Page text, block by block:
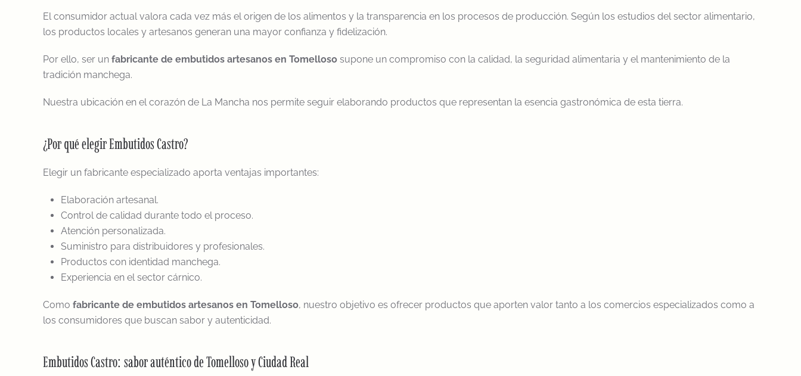
El consumidor actual valora cada vez más el origen de los alimentos y la transparencia en los procesos de producción. Según los estudios del sector alimentario,
los productos locales y artesanos generan una mayor confianza y fidelización.
Por ello, ser un fabricante de embutidos artesanos en Tomelloso supone un compromiso con la calidad, la seguridad alimentaria y el mantenimiento de la
tradición manchega.
Nuestra ubicación en el corazón de La Mancha nos permite seguir elaborando productos que representan la esencia gastronómica de esta tierra.
¿Por qué elegir Embutidos Castro?
Elegir un fabricante especializado aporta ventajas importantes:
Elaboración artesanal.
Control de calidad durante todo el proceso.
Atención personalizada.
Suministro para distribuidores y profesionales.
Productos con identidad manchega.
Experiencia en el sector cárnico.
Como fabricante de embutidos artesanos en Tomelloso, nuestro objetivo es ofrecer productos que aporten valor tanto a los comercios especializados como a
los consumidores que buscan sabor y autenticidad.
Embutidos Castro: sabor auténtico de Tomelloso y Ciudad Real